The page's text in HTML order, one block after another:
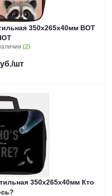
ВОТ
(2)
/шт
350х265х40мм Кто